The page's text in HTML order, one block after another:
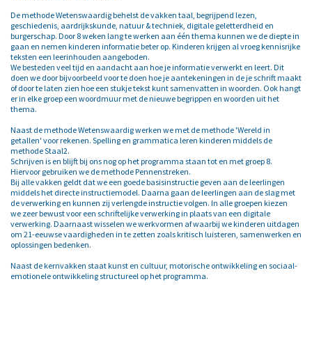
De methode Wetenswaardig behelst de vakken taal, begrijpend lezen,
geschiedenis, aardrijkskunde, natuur & techniek, digitale geletterdheid en
burgerschap. Door 8 weken lang te werken aan één thema kunnen we de diepte in
gaan en nemen kinderen informatie beter op. Kinderen krijgen al vroeg kennisrijke
teksten een leerinhouden aangeboden.
We besteden veel tijd en aandacht aan hoe je informatie verwerkt en leert. Dit
doen we door bijvoorbeeld voor te doen hoe je aantekeningen in de je schrift maakt
of door te laten zien hoe een stukje tekst kunt samenvatten in woorden. Ook hangt
er in elke groep een woordmuur met de nieuwe begrippen en woorden uit het
thema.
Naast de methode Wetenswaardig werken we met de methode 'Wereld in
getallen' voor rekenen. Spelling en grammatica leren kinderen middels de
methode Staal2.
Schrijven is en blijft bij ons nog op het programma staan tot en met groep 8.
Hiervoor gebruiken we de methode Pennenstreken.
Bij alle vakken geldt dat we een goede basisinstructie geven aan de leerlingen
middels het directe instructiemodel. Daarna gaan de leerlingen aan de slag met
de verwerking en kunnen zij verlengde instructie volgen. In alle groepen kiezen
we zeer bewust voor een schriftelijke verwerking in plaats van een digitale
verwerking. Daarnaast wisselen we werkvormen af waarbij we kinderen uitdagen
om 21-eeuwse vaardigheden in te zetten zoals kritisch luisteren, samenwerken en
oplossingen bedenken.
Naast de kernvakken staat kunst en cultuur, motorische ontwikkeling en sociaal-
emotionele ontwikkeling structureel op het programma.